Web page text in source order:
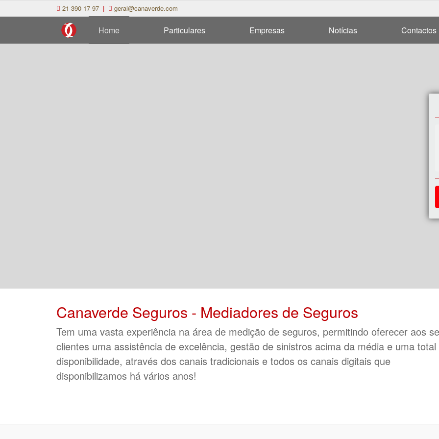
21 390 17 97 | geral@canaverde.com
Home Particulares Empresas Notícias Contactos
Canaverde Seguros - Mediadores de Seguros
Tem uma vasta experiência na área de medição de seguros, permitindo oferecer aos
clientes uma assistência de excelência, gestão de sinistros acima da média e uma total
disponibilidade, através dos canais tradicionais e todos os canais digitais que
disponibilizamos há vários anos!